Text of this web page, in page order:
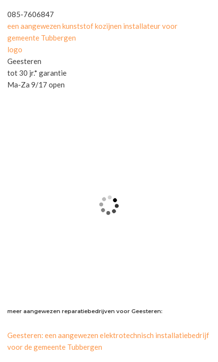
085-7606847
een aangewezen kunststof kozijnen installateur voor
gemeente Tubbergen
logo
Geesteren
tot 30 jr.* garantie
Ma-Za 9/17 open
meer aangewezen reparatiebedrijven voor Geesteren:
Geesteren: een aangewezen elektrotechnisch installatiebedrijf
voor de gemeente Tubbergen